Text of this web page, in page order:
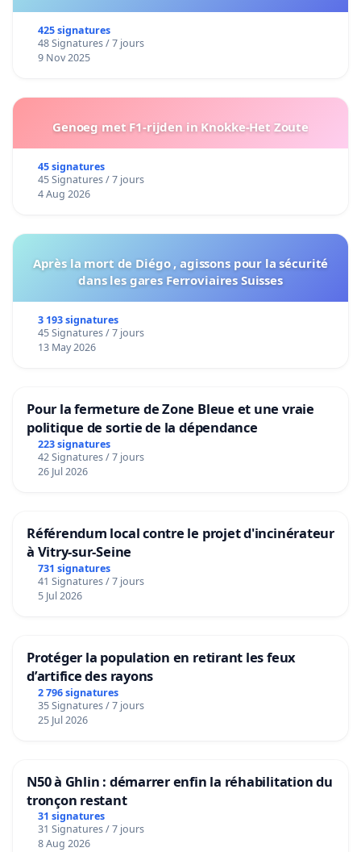
425 signatures
48 Signatures / 7 jours
9 Nov 2025
Genoeg met F1-rijden in Knokke-Het Zoute
45 signatures
45 Signatures / 7 jours
4 Aug 2026
Après la mort de Diégo , agissons pour la sécurité
dans les gares Ferroviaires Suisses
3 193 signatures
45 Signatures / 7 jours
13 May 2026
Pour la fermeture de Zone Bleue et une vraie
politique de sortie de la dépendance
223 signatures
42 Signatures / 7 jours
26 Jul 2026
Référendum local contre le projet d'incinérateur
à Vitry-sur-Seine
731 signatures
41 Signatures / 7 jours
5 Jul 2026
Protéger la population en retirant les feux
d’artifice des rayons
2 796 signatures
35 Signatures / 7 jours
25 Jul 2026
N50 à Ghlin : démarrer enfin la réhabilitation du
tronçon restant
31 signatures
31 Signatures / 7 jours
8 Aug 2026